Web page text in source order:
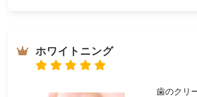
ホワイトニング
歯のクリ